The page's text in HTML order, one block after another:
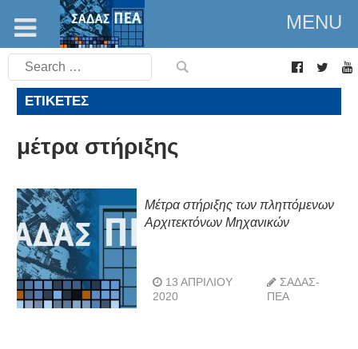
MENU
Search
for:
ΕΤΙΚΈΤΕΣ
μέτρα στήριξης
Μέτρα στήριξης των πληττόμενων
Αρχιτεκτόνων Μηχανικών
13 ΑΠΡΙΛΊΟΥ
2020
ΣΑΔΑΣ-
ΠΕΑ